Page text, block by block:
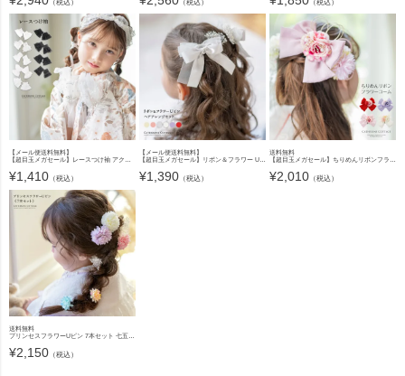
【メール便送料無料】
【超目玉メガセール】レースつけ袖 アクセサリー レディース キッズ その他ファッション小物 付け袖 浴衣 着物 和装小物 白 黒 キャサリンコテージ YUP12《メール便優先商品》
¥1,410 （税込）
【メール便送料無料】
【超目玉メガセール】リボン＆フラワー Uピン ヘアアレンジセット キャサリンコテージ YUP6 《メール便優先商品》
¥1,390 （税込）
送料無料
【超目玉メガセール】ちりめんリボンフラワーコーム 和装髪飾り ヘアアクセサリー キャサリンコテージ TAK
¥2,010 （税込）
送料無料
プリンセスフラワーUピン 7本セット 七五三 753 浴衣 和装 袴 ドレス ヘアアクセサリー 小学生 キッズ 結婚式 ラプンツェル風 キャサリンコテージ TAK
¥2,150 （税込）